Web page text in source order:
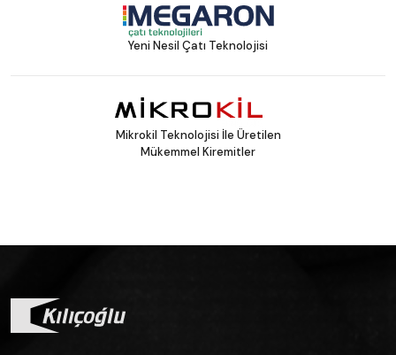
Yeni Nesil Çatı Teknolojisi
Mikrokil Teknolojisi İle Üretilen
Mükemmel Kiremitler